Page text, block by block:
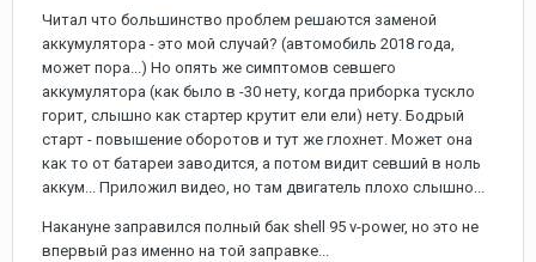
Читал что большинство проблем решаются заменой
аккумулятора - это мой случай? (автомобиль 2018 года,
может пора...) Но опять же симптомов севшего
аккумулятора (как было в -30 нету, когда приборка тускло
горит, слышно как стартер крутит ели ели) нету. Бодрый
старт - повышение оборотов и тут же глохнет. Может она
как то от батареи заводится, а потом видит севший в ноль
аккум... Приложил видео, но там двигатель плохо слышно...
Накануне заправился полный бак shell 95 v-power, но это не
впервый раз именно на той заправке...